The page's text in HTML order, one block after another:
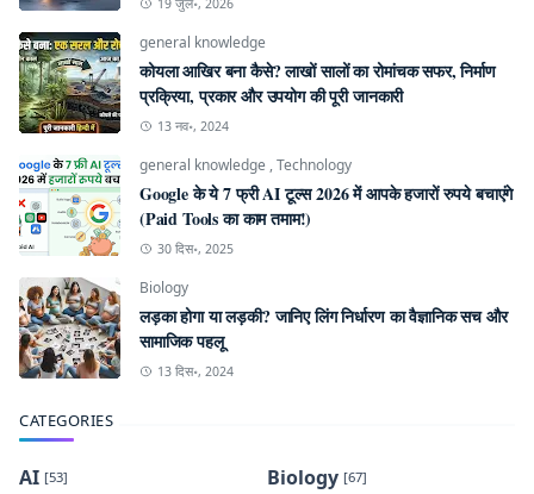
general knowledge
कोयला आखिर बना कैसे? लाखों सालों का रोमांचक सफर, निर्माण
प्रक्रिया, प्रकार और उपयोग की पूरी जानकारी
13 नव॰, 2024
general knowledge ,Technology
Google के ये 7 फ्री AI टूल्स 2026 में आपके हजारों रुपये बचाएंगे
(Paid Tools का काम तमाम!)
30 दिस॰, 2025
Biology
लड़का होगा या लड़की? जानिए लिंग निर्धारण का वैज्ञानिक सच और
सामाजिक पहलू
13 दिस॰, 2024
CATEGORIES
AI [53] Biology [67]